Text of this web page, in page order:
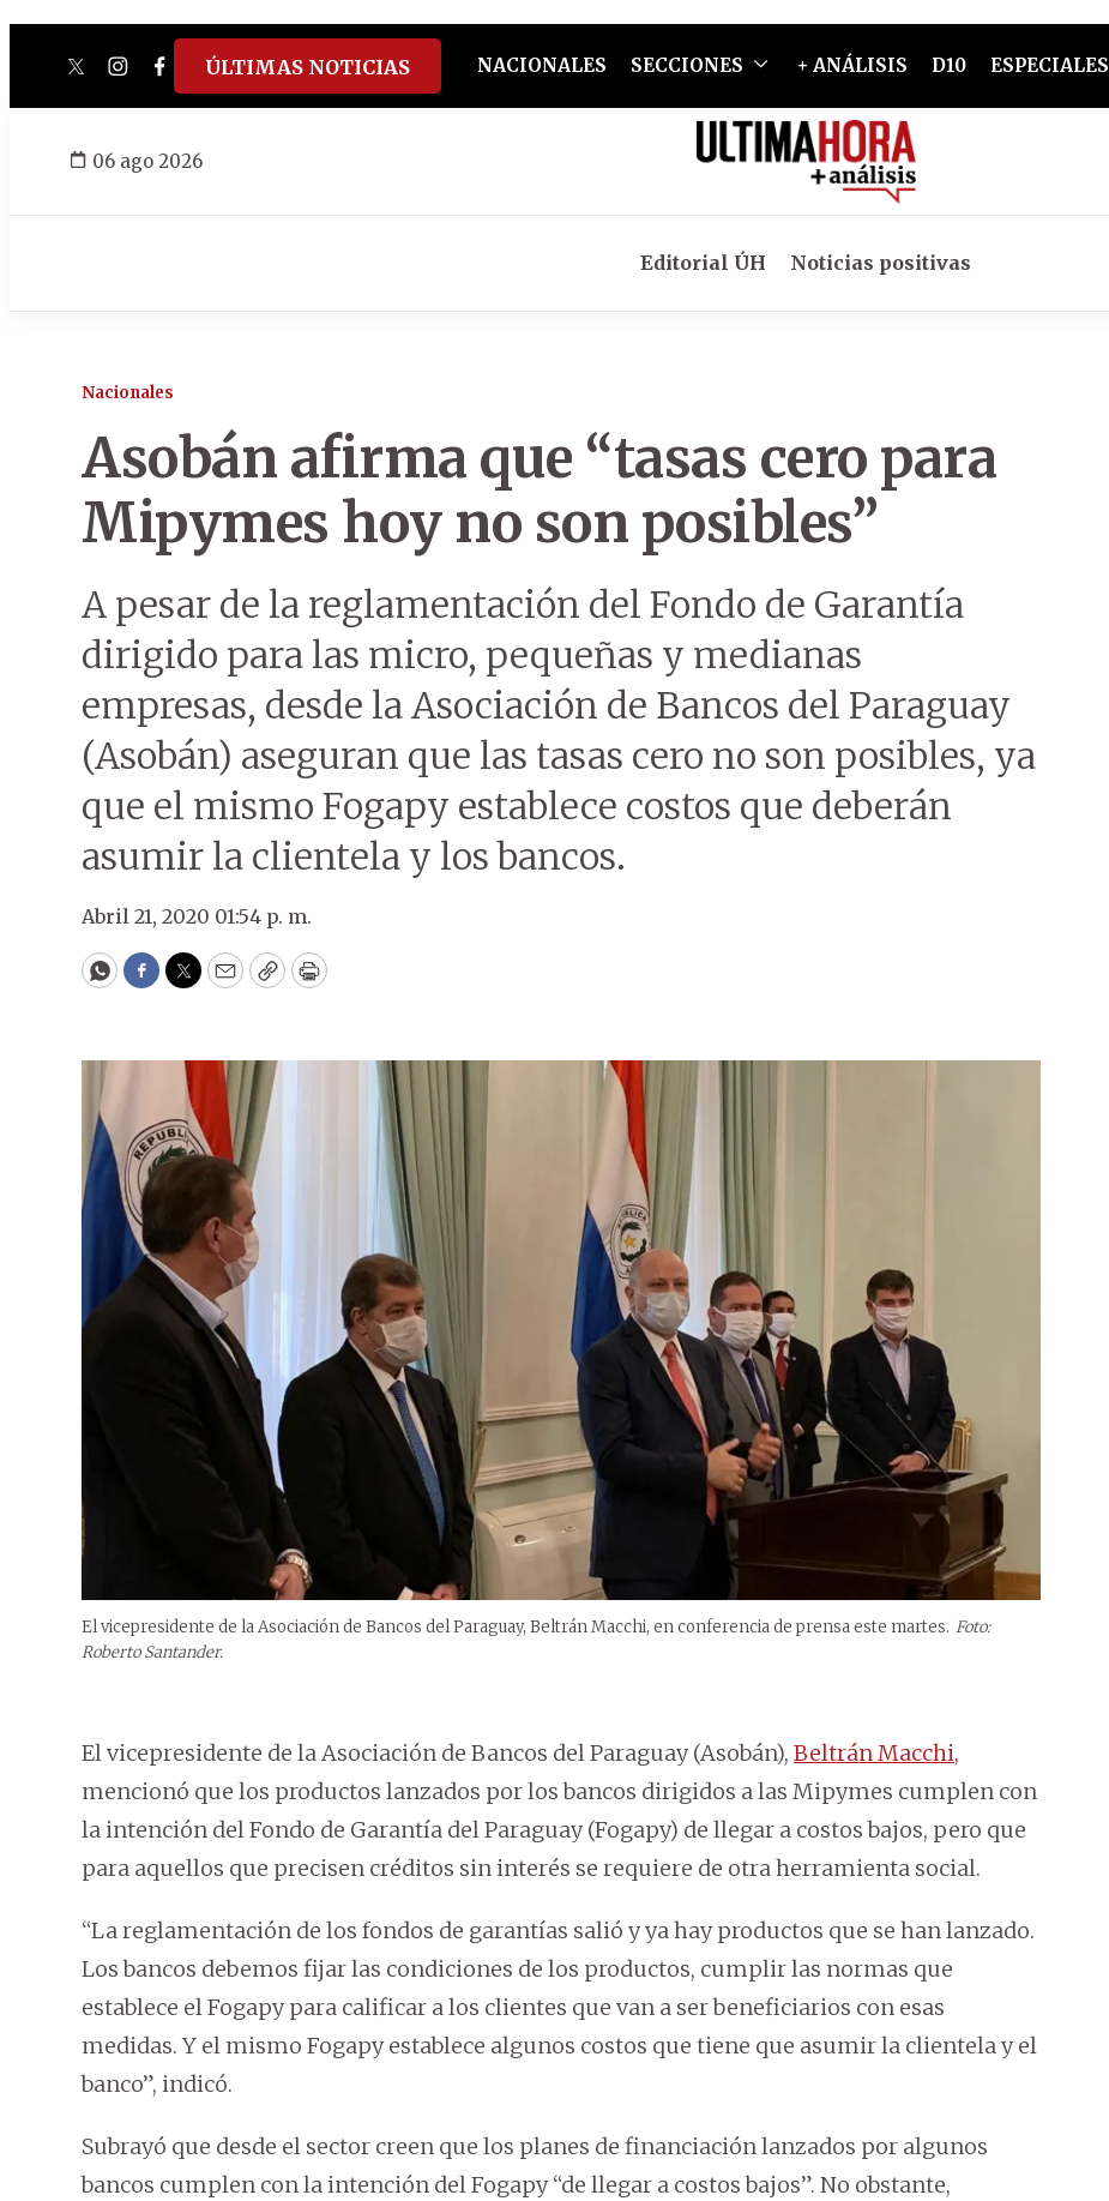
twitterinstagram
facebook
tiktokyoutube
spotify
ÚLTIMAS NOTICIAS NACIONALES SECCIONES + ANÁLISIS D10 ESPECIALES
06 ago 2026
Editorial ÚH Noticias positivas
Nacionales
Asobán afirma que “tasas cero para
Mipymes hoy no son posibles”
A pesar de la reglamentación del Fondo de Garantía
dirigido para las micro, pequeñas y medianas
empresas, desde la Asociación de Bancos del Paraguay
(Asobán) aseguran que las tasas cero no son posibles, ya
que el mismo Fogapy establece costos que deberán
asumir la clientela y los bancos.
Abril 21, 2020 01:54 p. m.
WhatsApp
Facebook
Twitter
EmailCopyPrint
El vicepresidente de la Asociación de Bancos del Paraguay, Beltrán Macchi, en conferencia de prensa este martes. Foto:
Roberto Santander.
El vicepresidente de la Asociación de Bancos del Paraguay (Asobán), Beltrán Macchi,
mencionó que los productos lanzados por los bancos dirigidos a las Mipymes cumplen con
la intención del Fondo de Garantía del Paraguay (Fogapy) de llegar a costos bajos, pero que
para aquellos que precisen créditos sin interés se requiere de otra herramienta social.
“La reglamentación de los fondos de garantías salió y ya hay productos que se han lanzado.
Los bancos debemos fijar las condiciones de los productos, cumplir las normas que
establece el Fogapy para calificar a los clientes que van a ser beneficiarios con esas
medidas. Y el mismo Fogapy establece algunos costos que tiene que asumir la clientela y el
banco”, indicó.
Subrayó que desde el sector creen que los planes de financiación lanzados por algunos
bancos cumplen con la intención del Fogapy “de llegar a costos bajos”. No obstante,